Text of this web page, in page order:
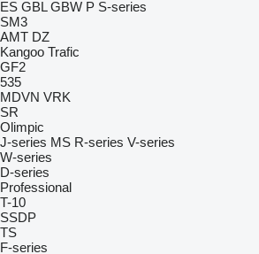
ES GBL GBW P S-series
SM3
AMT DZ
Kangoo Trafic
GF2
535
MDVN VRK
SR
Olimpic
J-series MS R-series V-series
W-series
D-series
Professional
T-10
SSDP
TS
F-series